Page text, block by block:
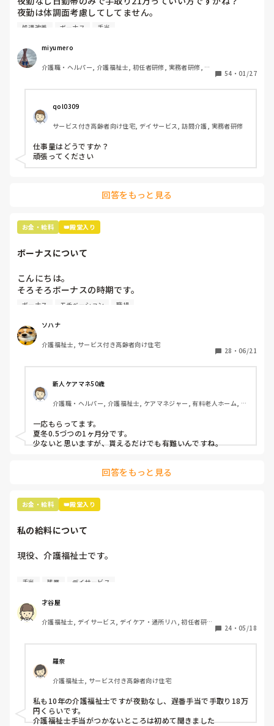
夜勤は体調面考慮してしてません。
基本給 18万
資格手当 3万
住宅手当 1万(持ち家の方も)
交通費です。
ボーナスは去年9月にスタートしたばかりの職場だから、次
の夏のボーナスまでわかりません。
夏冬とでるそうです。
16年介護の仕事してきて、やっと20万超えたー！って喜ん
物価高だから、もうちょっと給料あげて欲しい気持ちはあり
ちなみに施設形態は看護小規模多機能型居宅介護です！
処遇改善 ボーナス 手当
miyumero
介護職・ヘルパー, 介護福祉士, 初任者研修, 実務者研修, 小
54 ・ 01/27
qol0309
サービス付き高齢者向け住宅, デイサービス, 訪問介護, 実務者研修
仕事量はどうですか？
頑張ってください
回答をもっと見る
お金・給料 👑殿堂入り
ボーナスについて
こんにちは。
そろそろボーナスの時期です。
ボーナスが無い所で働いているのですが、みんなはどのくら
無いところは少ないのでしょうか？
ボーナス モチベーション 職場
ソハナ
介護福祉士, サービス付き高齢者向け住宅
28 ・ 06/21
新人ケアマネ50歳
介護職・ヘルパー, 介護福祉士, ケアマネジャー, 有料老人ホーム, 小
一応もらってます。
夏冬0.5づつの1ヶ月分です。
少ないと思いますが、貰えるだけでも有難いんですね。
回答をもっと見る
お金・給料 👑殿堂入り
私の給料について
現役、介護福祉士です。
男性、大卒、介護業界9年目です。
さて、本題です。
基本給は14万円、宿直手当てが3000円で
介護福祉士の資格手当はありません。
かなりの薄給だと感じます。
宿直手当てがあってなんとか手取り
10万円いくかいかないかです。
田舎の社会福祉法人ですが
手当 残業 デイサービス
才谷屋
介護福祉士, デイサービス, デイケア・通所リハ, 初任者研
24 ・ 05/18
羅奈
介護福祉士, サービス付き高齢者向け住宅
私も10年の介護福祉士ですが夜勤なし、遅番手当で手取り18万
円くらいです。
介護福祉士手当がつかないところは初めて聞きました